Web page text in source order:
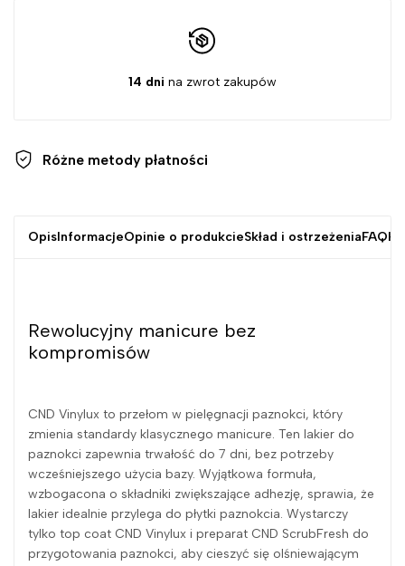
14 dni na zwrot zakupów
Różne metody płatności
OpisInformacjeOpinie o produkcieSkład i ostrzeżeniaFAQ
Rewolucyjny manicure bez
kompromisów
CND Vinylux to przełom w pielęgnacji paznokci, który
zmienia standardy klasycznego manicure. Ten lakier do
paznokci zapewnia trwałość do 7 dni, bez potrzeby
wcześniejszego użycia bazy. Wyjątkowa formuła,
wzbogacona o składniki zwiększające adhezję, sprawia, że
lakier idealnie przylega do płytki paznokcia. Wystarczy
tylko top coat CND Vinylux i preparat CND ScrubFresh do
przygotowania paznokci, aby cieszyć się olśniewającym